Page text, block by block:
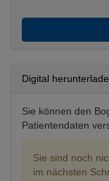
Digital
Sie können den
Patientendaten
Sie sind noch
im nächsten